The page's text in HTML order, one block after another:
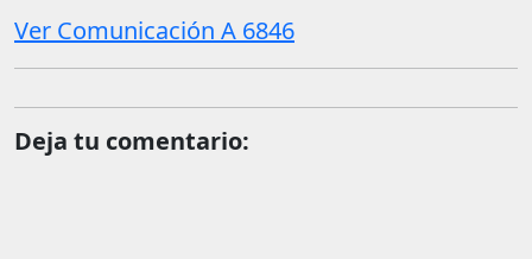
Ver Comunicación A 6846
Deja tu comentario: